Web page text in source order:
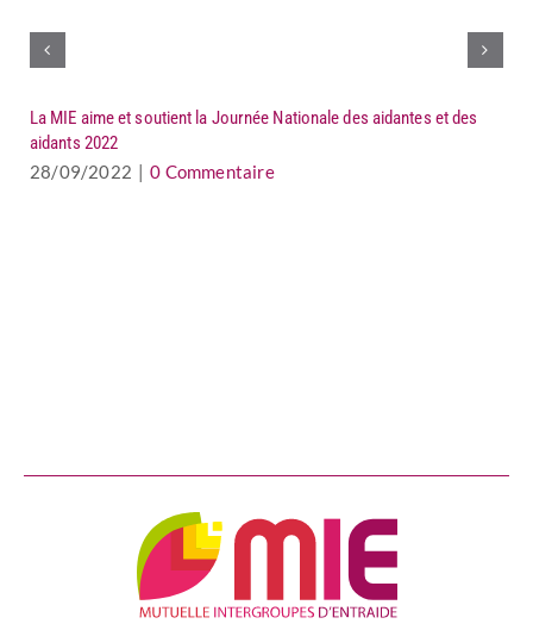
La MIE aime et soutient la Journée Nationale des aidantes et des
aidants 2022
28/09/2022 | 0 Commentaire